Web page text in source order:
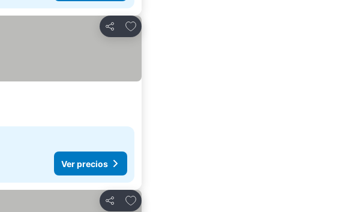
Compartir
Agregar a favoritos
Ver precios
Compartir
Agregar a favoritos